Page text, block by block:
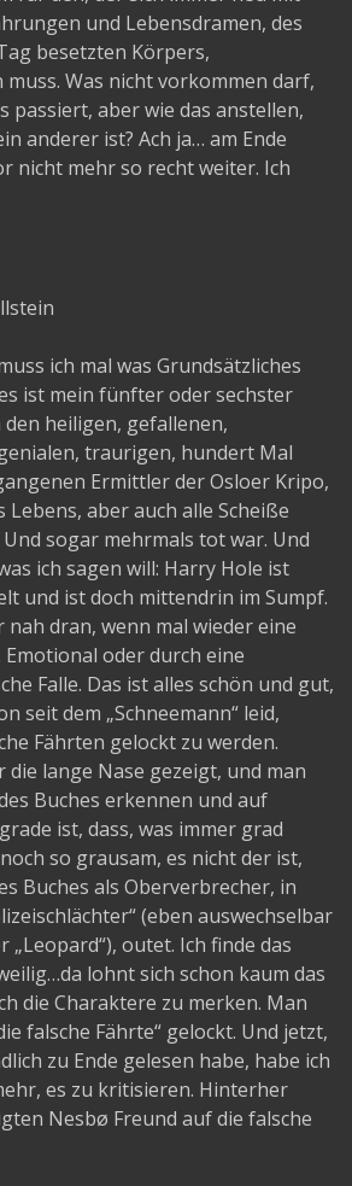
und Lebensdramen, des
besetzten Körpers,
Was nicht vorkommen darf,
passiert, aber wie das anstellen,
anderer ist? Ach ja… am Ende
nicht mehr so recht weiter. Ich
ich mal was Grundsätzliches
ist mein fünfter oder sechster
heiligen, gefallenen,
traurigen, hundert Mal
Ermittler der Osloer Kripo,
Lebens, aber auch alle Scheiße
sogar mehrmals tot war. Und
ich sagen will: Harry Hole ist
und ist doch mittendrin im Sumpf.
nah dran, wenn mal wieder eine
oder durch eine
Falle. Das ist alles schön und gut,
seit dem „Schneemann“ leid,
Fährten gelockt zu werden.
lange Nase gezeigt, und man
Buches erkennen und auf
ist, dass, was immer grad
so grausam, es nicht der ist,
Buches als Oberverbrecher, in
(eben auswechselbar
„Leopard“), outet. Ich finde das
lohnt sich schon kaum das
die Charaktere zu merken. Man
falsche Fährte“ gelockt. Und jetzt,
zu Ende gelesen habe, habe ich
es zu kritisieren. Hinterher
Nesbø Freund auf die falsche